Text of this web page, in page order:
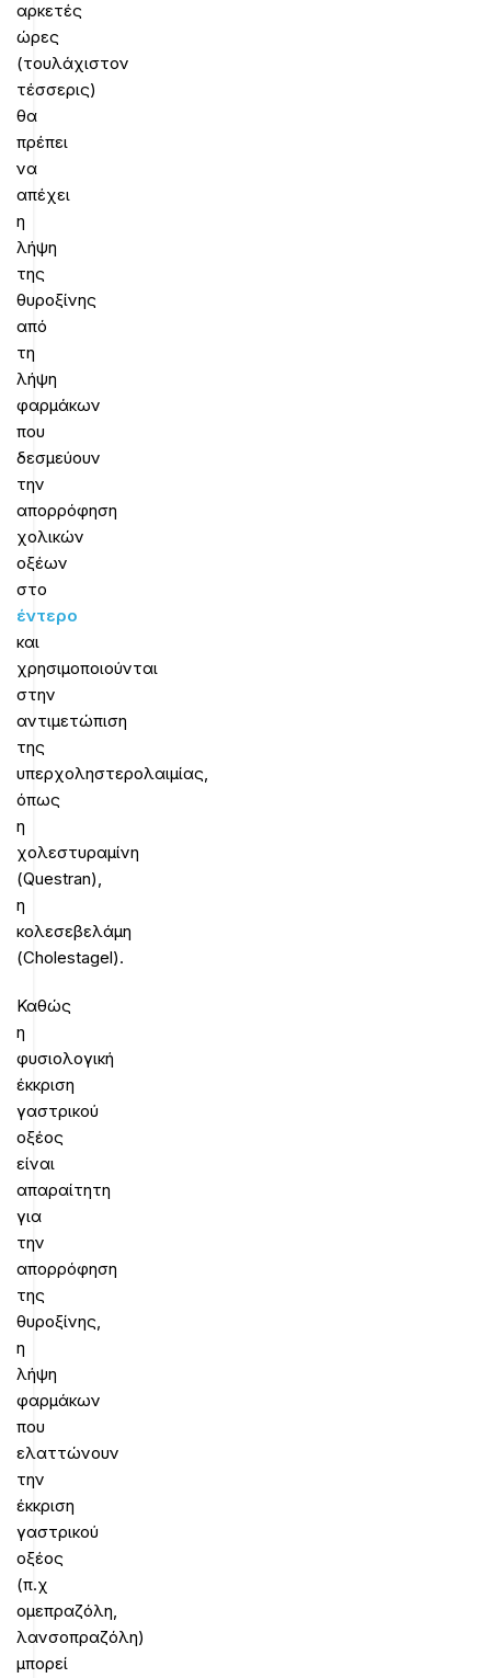
αρκετές
ώρες
(τουλάχιστον
τέσσερις)
θα
πρέπει
να
απέχει
η
λήψη
της
θυροξίνης
από
τη
λήψη
φαρμάκων
που
δεσμεύουν
την
απορρόφηση
χολικών
οξέων
στο
έντερο
και
χρησιμοποιούνται
στην
αντιμετώπιση
της
υπερχοληστερολαιμίας,
όπως
η
χολεστυραμίνη
(Questran),
η
κολεσεβελάμη
(Cholestagel).
Καθώς
η
φυσιολογική
έκκριση
γαστρικού
οξέος
είναι
απαραίτητη
για
την
απορρόφηση
της
θυροξίνης,
η
λήψη
φαρμάκων
που
ελαττώνουν
την
έκκριση
γαστρικού
οξέος
(π.χ
ομεπραζόλη,
λανσοπραζόλη)
μπορεί